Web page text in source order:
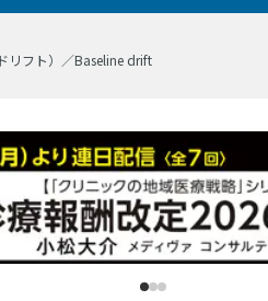
リフト）／Baseline drift